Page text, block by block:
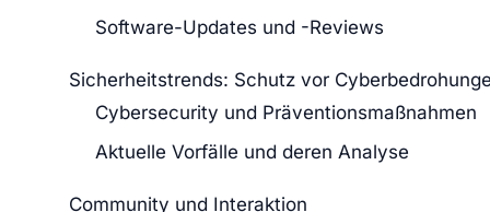
Software-Updates und -Reviews
Sicherheitstrends: Schutz vor
Cybersecurity und Präventionsmaßnahmen
Aktuelle Vorfälle und deren Analyse
Community und Interaktion